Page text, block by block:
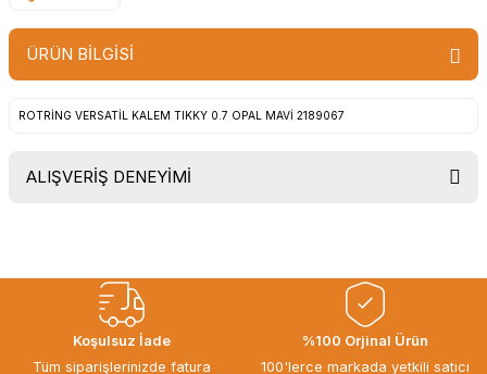
ÜRÜN BİLGİSİ
ROTRİNG VERSATİL KALEM TIKKY 0.7 OPAL MAVİ 2189067
ALIŞVERİŞ DENEYİMİ
gorusmek uzere, hayirli ve bol
kazanclar dilerim.
İbrahim Ertuğrul ARSLANOĞLU |
Koşulsuz İade
Tüm siparişlerinizde fatura
%100 Orjinal Ürün
100'lerce markada yetkili satıcı